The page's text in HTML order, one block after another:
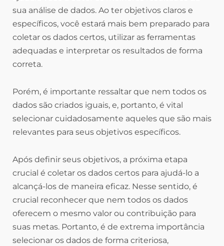
sua análise de dados. Ao ter objetivos claros e
específicos, você estará mais bem preparado para
coletar os dados certos, utilizar as ferramentas
adequadas e interpretar os resultados de forma
correta.
Porém, é importante ressaltar que nem todos os
dados são criados iguais, e, portanto, é vital
selecionar cuidadosamente aqueles que são mais
relevantes para seus objetivos específicos.
Após definir seus objetivos, a próxima etapa
crucial é coletar os dados certos para ajudá-lo a
alcançá-los de maneira eficaz. Nesse sentido, é
crucial reconhecer que nem todos os dados
oferecem o mesmo valor ou contribuição para
suas metas. Portanto, é de extrema importância
selecionar os dados de forma criteriosa,